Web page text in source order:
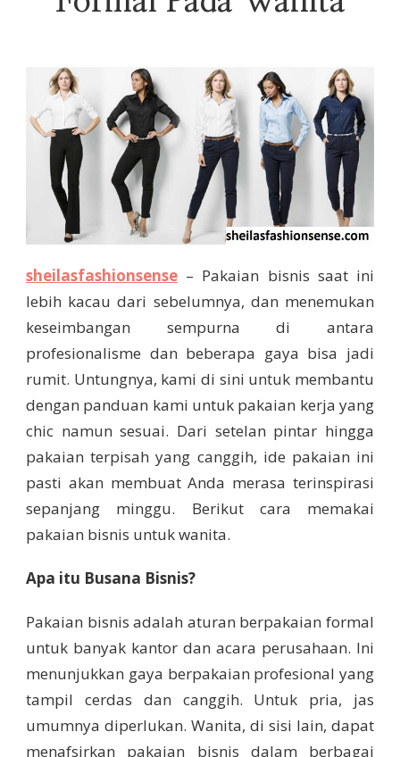
sheilasfashionsense – Pakaian bisnis saat ini
lebih kacau dari sebelumnya, dan menemukan
keseimbangan sempurna di antara
profesionalisme dan beberapa gaya bisa jadi
rumit. Untungnya, kami di sini untuk membantu
dengan panduan kami untuk pakaian kerja yang
chic namun sesuai. Dari setelan pintar hingga
pakaian terpisah yang canggih, ide pakaian ini
pasti akan membuat Anda merasa terinspirasi
sepanjang minggu. Berikut cara memakai
pakaian bisnis untuk wanita.
Apa itu Busana Bisnis?
Pakaian bisnis adalah aturan berpakaian formal
untuk banyak kantor dan acara perusahaan. Ini
menunjukkan gaya berpakaian profesional yang
tampil cerdas dan canggih. Untuk pria, jas
umumnya diperlukan. Wanita, di sisi lain, dapat
menafsirkan pakaian bisnis dalam berbagai